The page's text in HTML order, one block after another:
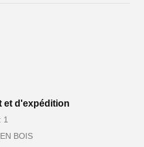
et d'expédition
1
BOIS